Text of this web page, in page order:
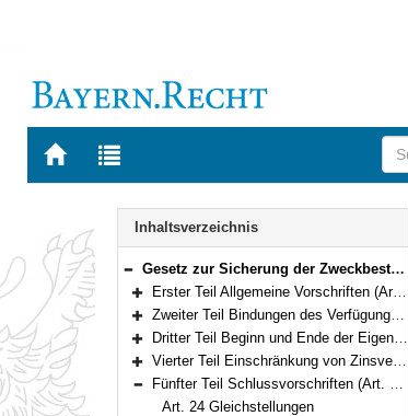
Zur
BAYERN.RECHT
Zur
letzten
Navigation
Inhaltsverzeichnis
Bereich reduzieren
Gesetz zur Sicherung der Zweckbestimmung von Sozialwohnungen in Bayern (Bayerisches Wohnungsbindungsgesetz – BayWoBindG) in der Fassung der Bekanntmachung vom 23. Juli 2007 (GVBl. S. 562, 781; 2011 S. 115) BayRS 2330-3-B (Art. 1–35)
Bereich erweitern
Erster Teil Allgemeine Vorschriften (Art. 1–2)
Bereich erweitern
Zweiter Teil Bindungen des Verfügungsberechtigten (Art. 3–12)
Bereich erweitern
Dritter Teil Beginn und Ende der Eigenschaft „öffentlich gefördert“ (Art. 13–18)
Bereich erweitern
Vierter Teil Einschränkung von Zinsvergünstigungen bei öffentlich geförderten Wohnungen (Art. 19–23)
Bereich reduzieren
Fünfter Teil Schlussvorschriften (Art. 24–35)
Art. 24 Gleichstellungen